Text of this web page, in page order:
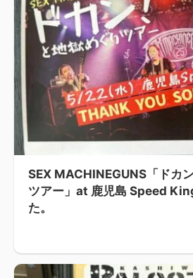
SEX MACHINEGUNS「ドカ
ツアー」at 鹿児島 Speed
た。